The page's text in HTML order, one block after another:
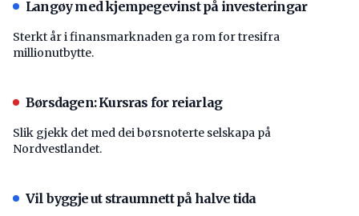
Langøy med kjempegevinst på investeringar
Sterkt år i finansmarknaden ga rom for tresifra
millionutbytte.
Børsdagen: Kursras for reiarlag
Slik gjekk det med dei børsnoterte selskapa på
Nordvestlandet.
Vil byggje ut straumnett på halve tida